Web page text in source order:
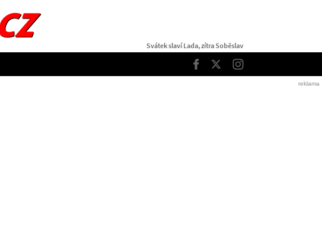
Svátek slaví Lada, zítra Soběslav
Facebook
TwitterInstagram